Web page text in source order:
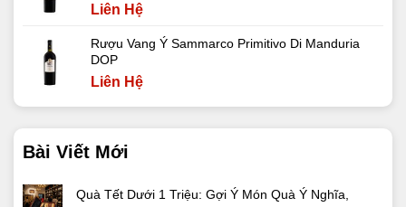
Liên Hệ
Rượu Vang Ý Sammarco Primitivo Di Manduria
DOP
Liên Hệ
Bài Viết Mới
Quà Tết Dưới 1 Triệu: Gợi Ý Món Quà Ý Nghĩa,